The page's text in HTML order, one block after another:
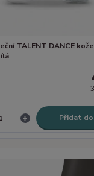
TALENT DANCE
Přidat